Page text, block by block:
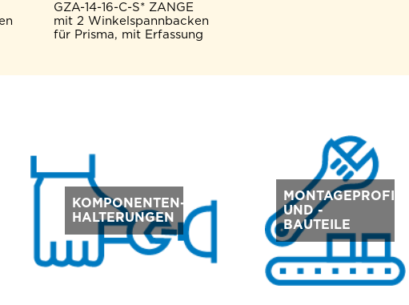
GZA-14-16-C-S* ZANGE
mit 2 Winkelspannbacken
für Prisma, mit Erfassung
KOMPONENTEN-
HALTERUNGEN
UND -
BAUTEILE